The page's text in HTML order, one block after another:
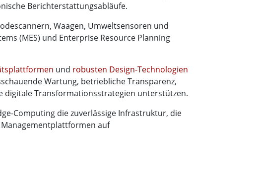
Berichterstattungsabläufe.
Waagen, Umweltsensoren und
(MES) und Enterprise Resource Planning
und robusten Design-Technologien
Wartung, betriebliche Transparenz,
digitale Transformationsstrategien unterstützen.
Computing die zuverlässige Infrastruktur, die
auf